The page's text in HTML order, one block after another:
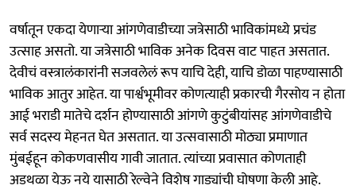
वर्षातून एकदा येणाऱ्या आंगणेवाडीच्या जत्रेसाठी भाविकांमध्ये प्रचंड
उत्साह असतो. या जत्रेसाठी भाविक अनेक दिवस वाट पाहत असतात.
देवीचं वस्त्रालंकारांनी सजवलेलं रूप याचि देही, याचि डोळा पाहण्यासाठी
भाविक आतुर आहेत. या पार्श्वभूमीवर कोणत्याही प्रकारची गैरसोय न होता
आई भराडी मातेचे दर्शन होण्यासाठी आंगणे कुटुंबीयांसह आंगणेवाडीचे
सर्व सदस्य मेहनत घेत असतात. या उत्सवासाठी मोठ्या प्रमाणात
मुंबईहून कोकणवासीय गावी जातात. त्यांच्या प्रवासात कोणताही
अडथळा येऊ नये यासाठी रेल्वेने विशेष गाड्यांची घोषणा केली आहे.